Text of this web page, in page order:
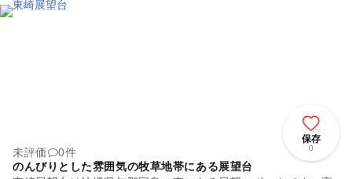
保存
0
未評価
0件
のんびりとした雰囲気の牧草地帯にある展望台